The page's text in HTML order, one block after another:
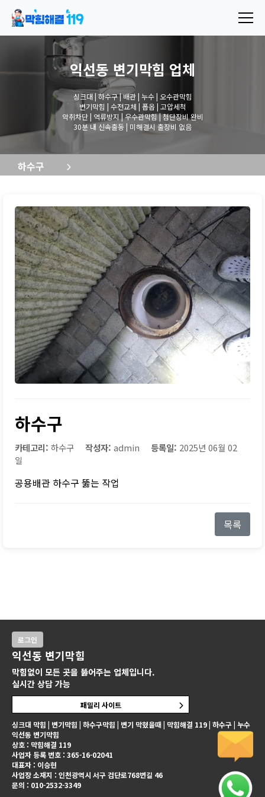
익선동 변기막힘 업체
싱크대 | 하수구 | 배관 | 누수 | 오수관막힘
변기막힘 | 수전교체 | 폽옵 | 고압세척
악취차단 | 역류방지 | 우수관막힘 | 첨단장비 완비
30분 내 신속출동 | 미해결시 출장비 없음
하수구
하수구
카테고리: 하수구 작성자: admin 등록일: 2025년 06월 02
일
공용배관 하수구 뚫는 작업
목록
싱크대 막힘 | 변기막힘 | 하수구막힘 | 변기 막혔을때 | 막힘해결 119 | 하수구 | 누수
익선동 변기막힘
상호 : 막힘해결 119
사업자 등록 번호 : 365-16-02041
대표자 : 이승현
사업장 소재지 : 인천광역시 서구 검단로768번길 46
문의 : 010-2532-3349
로그인
익선동 변기막힘
막힘없이 모든 곳을 뚫어주는 업체입니다.
실시간 상담 가능
패밀리 사이트